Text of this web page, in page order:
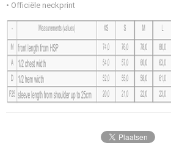
• Officiële neckprint